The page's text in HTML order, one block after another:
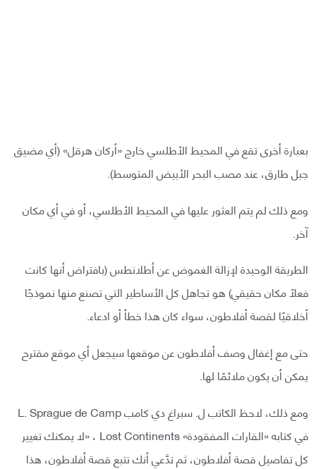
بعبارة أخرى تقع في المحيط الأطلسي خارج «أركان هرقل» (أي مضيق
جبل طارق، عند مصب البحر الأبيض المتوسط).
ومع ذلك لم يتم العثور عليها في المحيط الأطلسي، أو في أي مكان
آخر.
الطريقة الوحيدة لإزالة الغموض عن أطلانطس (بافتراض أنها كانت
فعلًا مكان حقيقي) هو تجاهل كل الأساطير التي تصنع منها نموذجًا
أخلاقيًا لقصة أفلاطون، سواء كان هذا خطأ أو ادعاء.
حتى مع إغفال وصف أفلاطون عن موقعها سيجعل أي موقع مقترح
يمكن أن يكون ملائمًا لها.
ومع ذلك، لاحظ الكاتب ل. سبراغ دي كامب L. Sprague de Camp
في كتابه «القارات المفقودة» Lost Continents ، «لا يمكنك تغيير
كل تفاصيل قصة أفلاطون، ثم تدَّعي أنك تتبع قصة أفلاطون، هذا